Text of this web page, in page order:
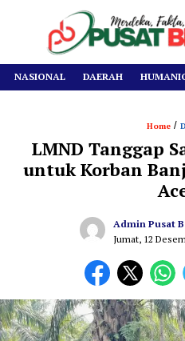
NASIONAL DAERAH
Home /
LMND Tanggap
untuk Korban
Admin Pusat
Jumat, 12